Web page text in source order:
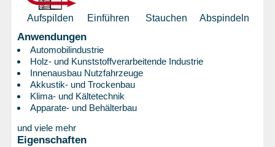
Aufspilden Einführen Stauchen Abspindeln
Anwendungen
Automobilindustrie
Holz- und Kunststoffverarbeitende Industrie
Innenausbau Nutzfahrzeuge
Akkustik- und Trockenbau
Klima- und Kältetechnik
Apparate- und Behälterbau
und viele mehr
Eigenschaften